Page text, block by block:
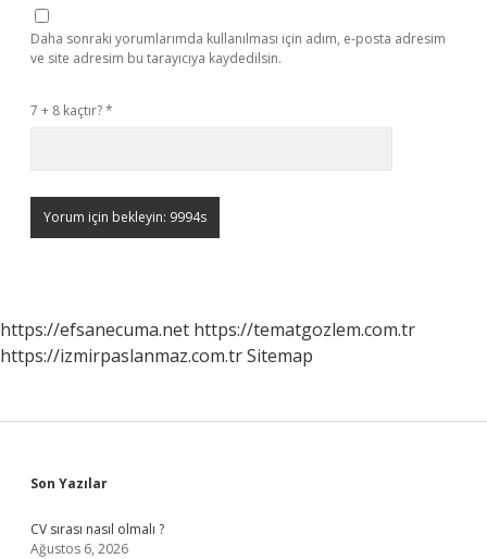
Daha sonraki yorumlarımda kullanılması için adım, e-posta adresim
ve site adresim bu tarayıcıya kaydedilsin.
7 + 8 kaçtır?*
https://efsanecuma.net https://tematgozlem.com.tr
https://izmirpaslanmaz.com.trSitemap
Sidebar
Son Yazılar
CV sırası nasıl olmalı ?
Ağustos 6, 2026